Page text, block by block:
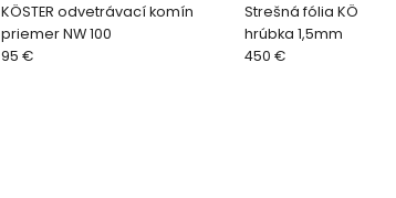
KÖSTER odvetrávací komín
priemer NW 100
95 €
Strešná fólia KÖSTER
hrúbka 1,5mm
450 €